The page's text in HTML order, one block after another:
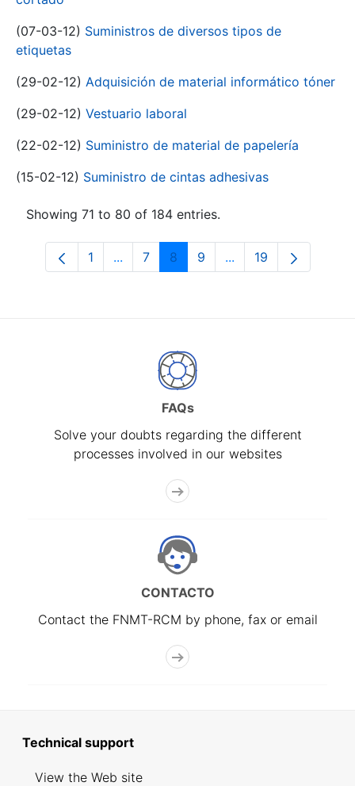
(07-03-12) Suministros de diversos tipos de
etiquetas
(29-02-12) Adquisición de material informático tóner
(29-02-12) Vestuario laboral
(22-02-12) Suministro de material de papelería
(15-02-12) Suministro de cintas adhesivas
Showing 71 to 80 of 184 entries.
Page
1 ...Intermediate Pages Use TAB to
Page
7 Page
8 Page
9 ...Intermediate Pages
Page
19
FAQs
Solve your doubts regarding the different
processes involved in our websites
CONTACTO
Contact the FNMT-RCM by phone, fax or email
Technical support
View the Web site